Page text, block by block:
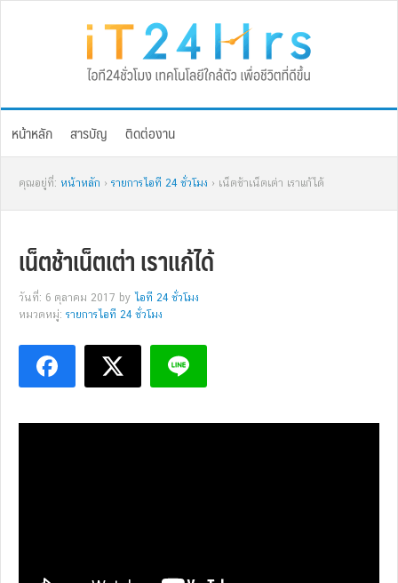
หน้าหลัก สารบัญ ติดต่องาน
คุณอยู่ที่: หน้าหลัก › รายการไอที 24 ชั่วโมง › เน็ตช้าเน็ตเต่า เราแก้ได้
เน็ตช้าเน็ตเต่า เราแก้ได้
วันที่: 6 ตุลาคม 2017 by ไอที 24 ชั่วโมง
หมวดหมู่: รายการไอที 24 ชั่วโมง